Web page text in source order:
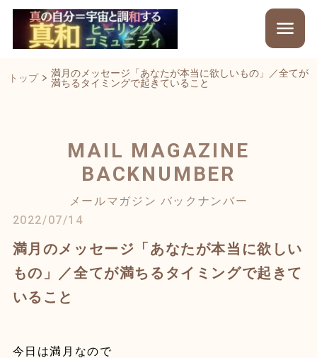
トップ
満月のメッセージ「あなたが本当に欲しいもの」／全てが
満ちるタイミングで起きていること
MAIL MAGAZINE
BACKNUMBER
メールマガジン バックナンバー
2022/07/14
満月のメッセージ「あなたが本当に欲しい
もの」／全てが満ちるタイミングで起きて
いること
今日は満月なので